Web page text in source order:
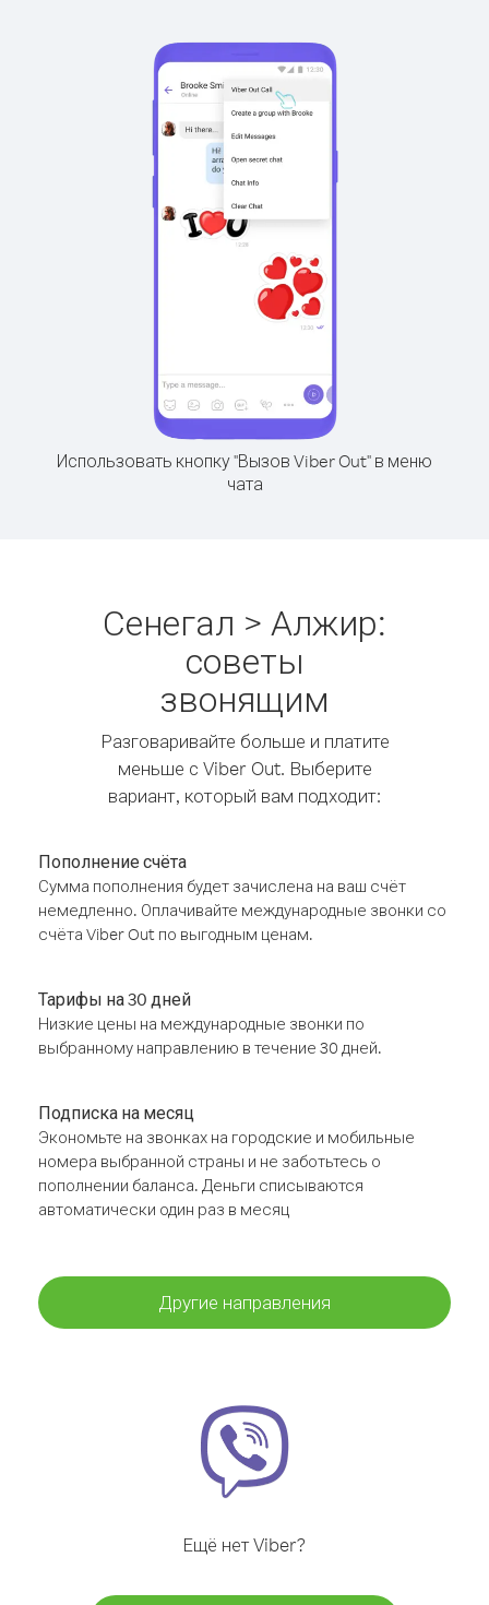
Использовать кнопку "Вызов Viber Out" в меню
чата
Сенегал > Алжир:
советы
звонящим
Разговаривайте больше и платите
меньше с Viber Out. Выберите
вариант, который вам подходит:
Пополнение счёта
Сумма пополнения будет зачислена на ваш счёт
немедленно. Оплачивайте международные звонки со
счёта Viber Out по выгодным ценам.
Тарифы на 30 дней
Низкие цены на международные звонки по
выбранному направлению в течение 30 дней.
Подписка на месяц
Экономьте на звонках на городские и мобильные
номера выбранной страны и не заботьтесь о
пополнении баланса. Деньги списываются
автоматически один раз в месяц
Другие направления
Ещё нет Viber?